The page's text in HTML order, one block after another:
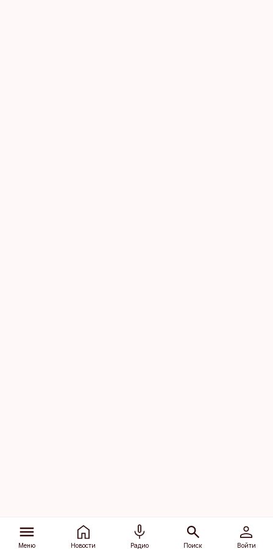
Меню Новости Радио Поиск Войти